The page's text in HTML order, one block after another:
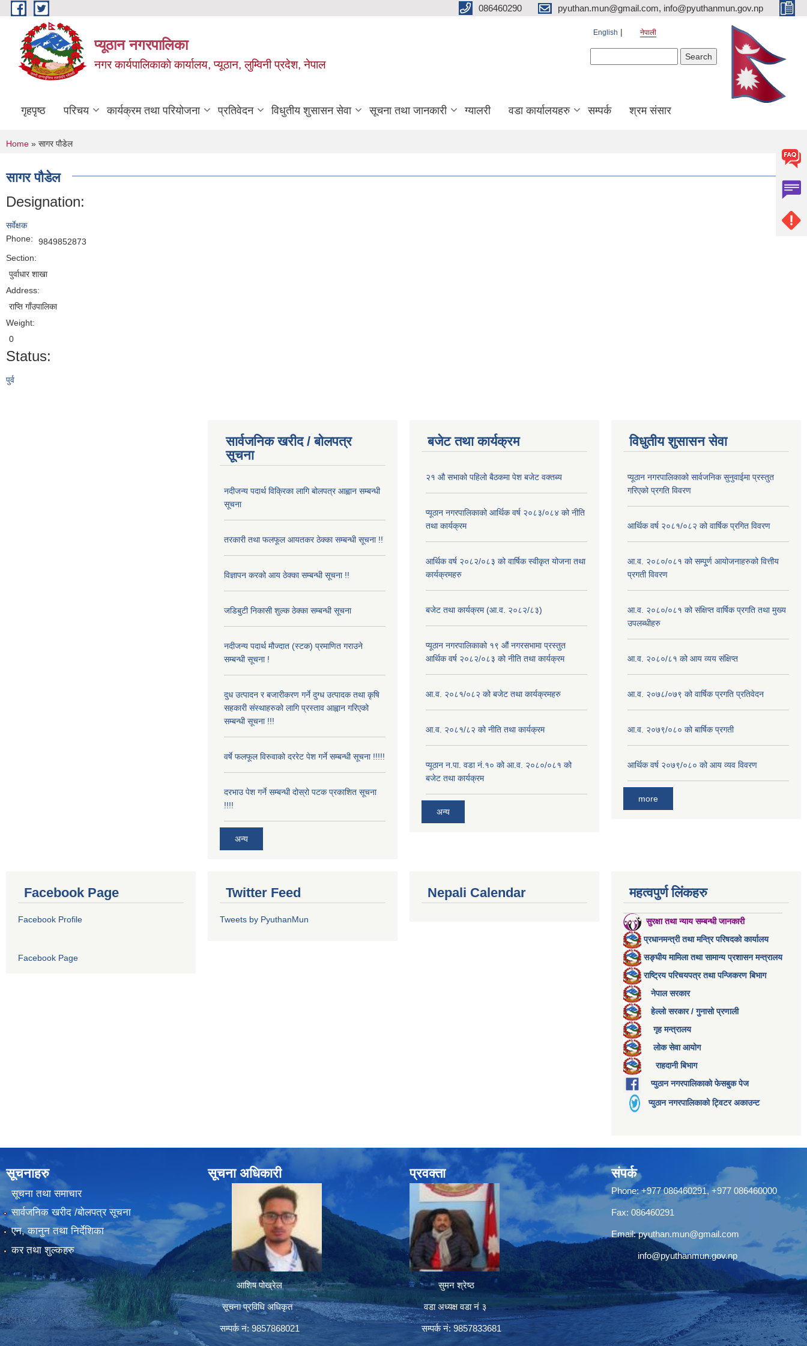
Skip to main content 086460290 pyuthan.mun@gmail.com, info@pyuthanmun.gov.np
प्यूठान नगरपालिका
नगर कार्यपालिकाकाे कार्यालय, प्यूठान, लुम्विनी प्रदेश, नेपाल
English नेपाली
गृहपृष्ठ परिचय कार्यक्रम तथा परियोजना प्रतिवेदन विधुतीय शुसासन सेवा सूचना तथा जानकारी ग्यालरी वडा कार्यालयहरु सम्पर्क श्रम संसार
You are here
Home » सागर पाैडेल
सागर पाैडेल
Designation:
सर्वेक्षक
Phone:
9849852873
Section:
पुर्वाधार शाखा
Address:
राप्ति गाँउपालिका
Weight:
0
Status:
पुर्व
सार्वजनिक खरीद / बोलपत्र
सूचना
नदीजन्य पदार्थ विक्रिका लागि बोलपत्र आह्वान सम्बन्धी
सूचना
तरकारी तथा फलफूल आयतकर ठेक्का सम्बन्धी सूचना !!
विज्ञापन करको आय ठेक्का सम्बन्धी सूचना !!
जडिबुटी निकासी शुल्क ठेक्का सम्बन्धी सूचना
नदीजन्य पदार्थ मौज्दात (स्टक) प्रमाणित गराउने
सम्बन्धी सूचना !
दुध उत्पादन र बजारीकरण गर्ने दुग्ध उत्पादक तथा कृषि
सहकारी संस्थाहरुको लागि प्रस्ताव आह्वान गरिएको
सम्बन्धी सूचना !!!
वर्षे फलफूल विरुवाको दररेट पेश गर्ने सम्बन्धी सूचना !!!!!
दरभाउ पेश गर्ने सम्बन्धी दोस्रो पटक प्रकाशित सूचना
!!!!
अन्य
बजेट तथा कार्यक्रम
२१ औ सभाको पहिलो बैठकमा पेश बजेट वक्तब्य
प्यूठान नगरपालिकाको आर्थिक वर्ष २०८३/०८४ को नीति
तथा कार्यक्रम
आर्थिक वर्ष २०८२/०८३ को वार्षिक स्वीकृत योजना तथा
कार्यक्रमहरु
बजेट तथा कार्यक्रम (आ.व. २०८२/८३)
प्यूठान नगरपालिकाको १९ औं नगरसभामा प्रस्तुत
आर्थिक वर्ष २०८२/०८३ को नीति तथा कार्यक्रम
आ.व. २०८१/०८२ को बजेट तथा कार्यक्रमहरु
आ.व. २०८१/८२ को नीति तथा कार्यक्रम
प्यूठान न.पा. वडा नं.१० को आ.व. २०८०/०८१ को
बजेट तथा कार्यक्रम
अन्य
विधुतीय शुसासन सेवा
प्यूठान नगरपालिकाको सार्वजनिक सुनुवाईमा प्रस्तुत
गरिएको प्रगति विवरण
आर्थिक वर्ष २०८१/०८२ को वार्षिक प्रगित विवरण
आ.व. २०८०/०८१ को सम्पू्र्ण आयोजनाहरुको वित्तीय
प्रगती विवरण
आ.व. २०८०/०८१ को संक्षिप्त वार्षिक प्रगति तथा मुख्य
उपलब्धीहरु
आ.व. २०८०/८१ को आय व्यय संक्षिप्त
आ.व. २०७८/०७९ को वार्षिक प्रगति प्रतिवेदन
आ.व. २०७९/०८० को बार्षिक प्रगती
आर्थिक वर्ष २०७९/०८० को आय व्यव विवरण
more
Facebook Page
Facebook Profile
Facebook Page
Twitter Feed
Tweets by PyuthanMun
Nepali Calendar महत्वपुर्ण लिंकहरु
सुरक्षा तथा न्याय सम्बन्धी जानकारी
प्रधानमन्त्री तथा मन्त्रि परिषदको कार्यालय
सङ्घीय मामिला तथा सामान्य प्रशासन मन्त्रालय
राष्ट्रिय परिचयपत्र तथा पन्जिकरण बिभाग
नेपाल सरकार
हेल्लो सरकार / गुनासो प्रणाली
गृह मन्त्रालय
लोक सेवा आयोग
राहदानी बिभाग
प्युठान नगरपालिकाको फेसबुक पेज
प्युठान नगरपालिकाको ट्विटर अकाउन्ट
सूचनाहरु
सूचना तथा समाचार
सार्वजनिक खरीद /बोलपत्र सूचना
एन, कानुन तथा निर्देशिका
कर तथा शुल्कहरु
सूचना अधिकारी
आशिष पोख्रेल
सूचना प्रविधि अधिकृत
सम्पर्क नं: 9857868021
प्रवक्ता
सुमन श्रेष्ठ
वडा अध्यक्ष वडा नं ३
सम्पर्क नं: 9857833681
संपर्क
Phone: +977 086460291, +977 086460000
Fax: 086460291
Email:pyuthan.mun@gmail.com
info@pyuthanmun.gov.np